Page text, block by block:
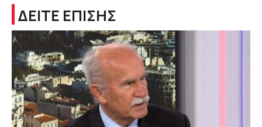
ΔΕΙΤΕ ΕΠΙΣΗΣ